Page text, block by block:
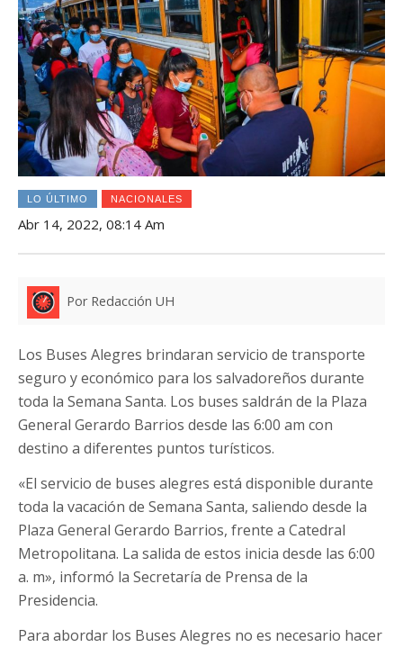
LO ÚLTIMO NACIONALES
Abr 14, 2022, 08:14 Am
Por Redacción UH
Los Buses Alegres brindaran servicio de transporte
seguro y económico para los salvadoreños durante
toda la Semana Santa. Los buses saldrán de la Plaza
General Gerardo Barrios desde las 6:00 am con
destino a diferentes puntos turísticos.
«El servicio de buses alegres está disponible durante
toda la vacación de Semana Santa, saliendo desde la
Plaza General Gerardo Barrios, frente a Catedral
Metropolitana. La salida de estos inicia desde las 6:00
a. m», informó la Secretaría de Prensa de la
Presidencia.
Para abordar los Buses Alegres no es necesario hacer